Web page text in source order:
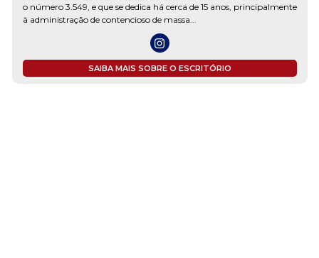
o número 3.549, e que se dedica há cerca de 15 anos, principalmente
à administração de contencioso de massa...
SAIBA MAIS SOBRE O ESCRITÓRIO